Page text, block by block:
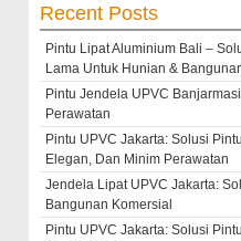
Recent Posts
Pintu Lipat Aluminium Bali –
Lama Untuk Hunian &
Pintu Jendela UPVC
Perawatan
Pintu UPVC Jakarta: Solusi
Elegan, Dan Minim Perawatan
Jendela Lipat UPVC Jakarta:
Bangunan Komersial
Pintu UPVC Jakarta: Solusi